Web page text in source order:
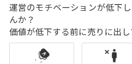
運営のモチベーションが低下
んか？
価値が低下する前に売りに出し